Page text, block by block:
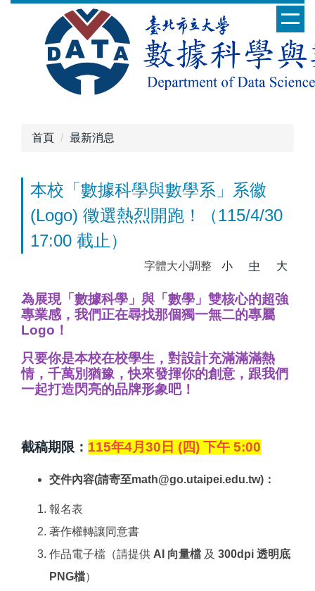
首頁 最新消息
本校「數據科學與數學系」系徽
(Logo) 徵選熱烈開跑！（115/4/30
17:00 截止）
字體大小調整 小 中 大
為展現「數據科學」與「數學」雙核心的超強
專業感，我們正在尋找那個獨一無二的專屬
Logo！
只要你是本校在校學生 ，對設計充滿滿滿熱
情，千萬別猶豫，快來發揮你的創意，跟我們
一起打造閃亮的品牌形象吧！
截稿期限： 115年4月30日 (四) 下午 5:00
交件內容(請寄至math@go.utaipei.edu.tw)：
​​​​報名表
著作權轉讓同意書
作品電子檔（請提供 AI 向量檔 及 300dpi 透明底
PNG檔）